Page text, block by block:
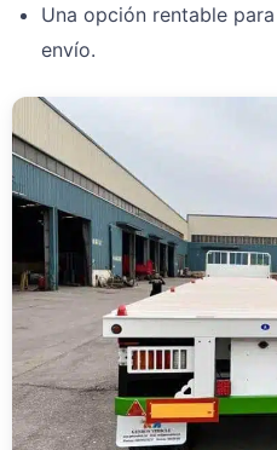
Una opción rentable
envío.